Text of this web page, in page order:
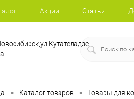
Акции Статьи
• Каталог товаров • Товары для